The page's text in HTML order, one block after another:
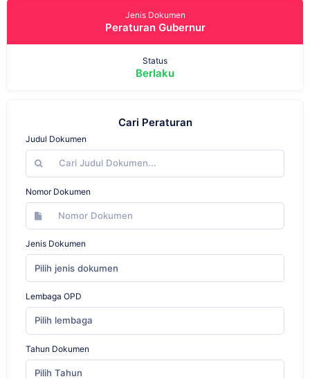
Jenis Dokumen
Peraturan Gubernur
Status
Berlaku
Cari Peraturan
Judul Dokumen
Nomor Dokumen
Jenis Dokumen
Pilih jenis dokumen
Lembaga OPD
Pilih lembaga
Tahun Dokumen
Pilih Tahun